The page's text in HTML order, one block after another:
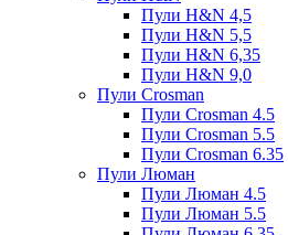
Пули H&N 4,5
Пули H&N 5,5
Пули H&N 6,35
Пули H&N 9,0
Пули Crosman
Пули Crosman 4.5
Пули Crosman 5.5
Пули Crosman 6.35
Пули Люман
Пули Люман 4.5
Пули Люман 5.5